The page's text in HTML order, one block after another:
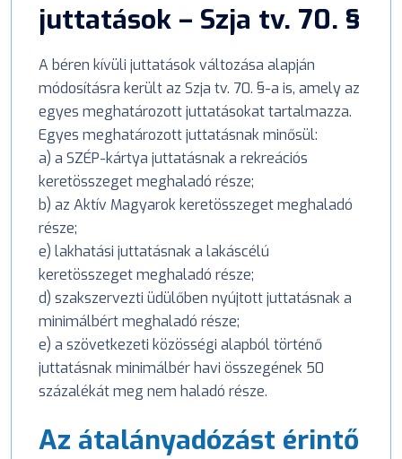
juttatások – Szja tv. 70. §
A béren kívüli juttatások változása alapján
módosításra került az Szja tv. 70. §-a is, amely az
egyes meghatározott juttatásokat tartalmazza.
Egyes meghatározott juttatásnak minősül:
a) a SZÉP-kártya juttatásnak a rekreációs
keretösszeget meghaladó része;
b) az Aktív Magyarok keretösszeget meghaladó
része;
e) lakhatási juttatásnak a lakáscélú
keretösszeget meghaladó része;
d) szakszervezti üdülőben nyújtott juttatásnak a
minimálbért meghaladó része;
e) a szövetkezeti közösségi alapból történő
juttatásnak minimálbér havi összegének 50
százalékát meg nem haladó része.
Az átalányadózást érintő